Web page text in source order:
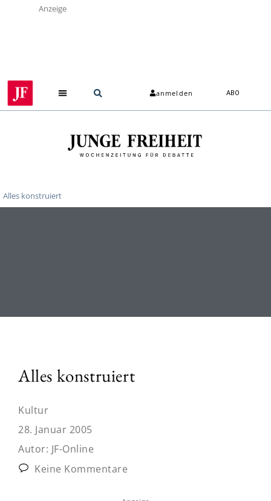
Anzeige
anmelden ABO
Alles konstruiert
Alles konstruiert
Kultur
28. Januar 2005
Autor: JF-Online
Keine Kommentare